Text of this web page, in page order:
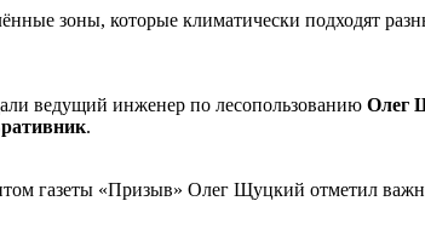
зоны, которые климатически подходят
ведущий инженер по лесопользованию Олег
.
газеты «Призыв» Олег Щуцкий отметил